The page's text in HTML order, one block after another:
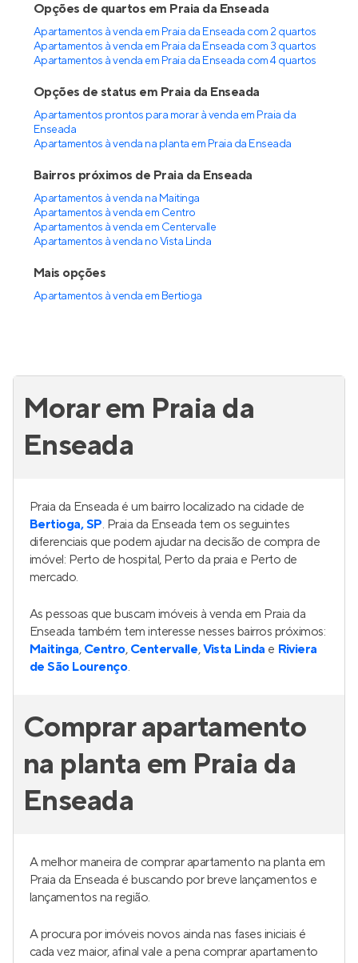
Opções de quartos em Praia da Enseada
Apartamentos à venda em Praia da Enseada com 2 quartos
Apartamentos à venda em Praia da Enseada com 3 quartos
Apartamentos à venda em Praia da Enseada com 4 quartos
Opções de status em Praia da Enseada
Apartamentos prontos para morar à venda em Praia da
Enseada
Apartamentos à venda na planta em Praia da Enseada
Bairros próximos de Praia da Enseada
Apartamentos à venda na Maitinga
Apartamentos à venda em Centro
Apartamentos à venda em Centervalle
Apartamentos à venda no Vista Linda
Mais opções
Apartamentos à venda em Bertioga
Morar em Praia da
Enseada
Praia da Enseada é um bairro localizado na cidade de
Bertioga, SP. Praia da Enseada tem os seguintes
diferenciais que podem ajudar na decisão de compra de
imóvel: Perto de hospital, Perto da praia e Perto de
mercado.
As pessoas que buscam imóveis à venda em Praia da
Enseada também tem interesse nesses bairros próximos:
Maitinga, Centro, Centervalle,Vista Linda e Riviera
de São Lourenço.
Comprar apartamento
na planta em Praia da
Enseada
A melhor maneira de comprar apartamento na planta em
Praia da Enseada é buscando por breve lançamentos e
lançamentos na região.
A procura por imóveis novos ainda nas fases iniciais é
cada vez maior, afinal vale a pena comprar apartamento